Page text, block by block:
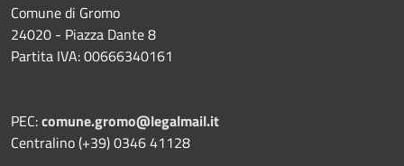
Comune di Gromo
24020 - Piazza Dante 8
Partita IVA: 00666340161
PEC:comune.gromo@legalmail.it
Centralino (+39) 0346 41128